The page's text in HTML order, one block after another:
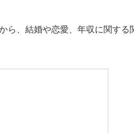
ら、結婚や恋愛、年収に関す